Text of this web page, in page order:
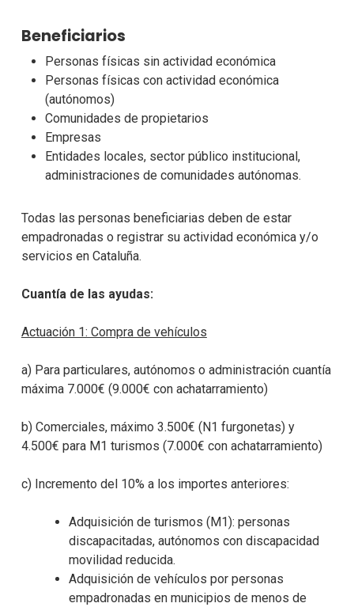
Beneficiarios
Personas físicas sin actividad económica
Personas físicas con actividad económica
(autónomos)
Comunidades de propietarios
Empresas
Entidades locales, sector público institucional,
administraciones de comunidades autónomas.
Todas las personas beneficiarias deben de estar
empadronadas o registrar su actividad económica y/o
servicios en Cataluña.
Cuantía de las ayudas:
Actuación 1: Compra de vehículos
a) Para particulares, autónomos o administración cuantía
máxima 7.000€ (9.000€ con achatarramiento)
b) Comerciales, máximo 3.500€ (N1 furgonetas) y
4.500€ para M1 turismos (7.000€ con achatarramiento)
c) Incremento del 10% a los importes anteriores:
Adquisición de turismos (M1): personas
discapacitadas, autónomos con discapacidad
movilidad reducida.
Adquisición de vehículos por personas
empadronadas en municipios de menos de